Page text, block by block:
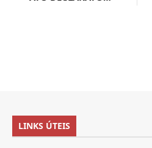
LINKS ÚTEIS